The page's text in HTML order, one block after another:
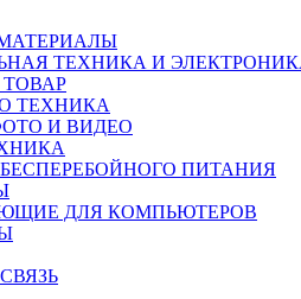
ТЕХНИКА И
ТЕХНИКА
И ВИДЕО
ПИТАНИЯ
ДЛЯ КОМПЬЮТЕРОВ